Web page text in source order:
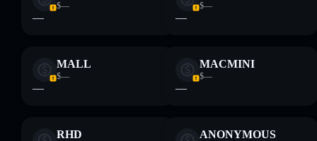
$—
—
$—
—
MALL
$—
—
MACMINI
$—
—
RHD ANONYMOUS